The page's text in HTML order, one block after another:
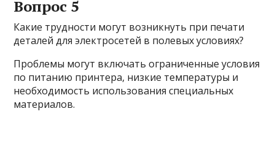
Вопрос 5
Какие трудности могут возникнуть при печати
деталей для электросетей в полевых условиях?
Проблемы могут включать ограниченные условия
по питанию принтера, низкие температуры и
необходимость использования специальных
материалов.